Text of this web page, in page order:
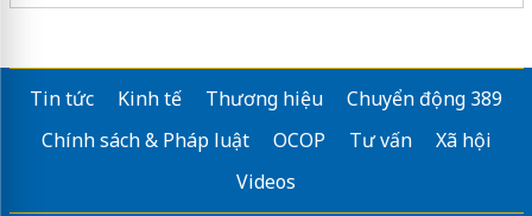
Tin tức Kinh tế Thương hiệu
Chuyển động 389
Chính sách & Pháp luật
OCOP Tư vấn
Xã hội
Videos